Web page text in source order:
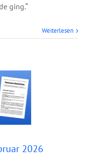
ging.“
Weiterlesen
2026